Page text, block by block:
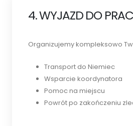
4. WYJAZD DO
Organizujemy kompleksowo
Transport do Niemiec
Wsparcie koordynatora
Pomoc na miejscu
Powrót po zakończeniu